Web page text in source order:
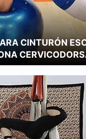
CINTURÓN